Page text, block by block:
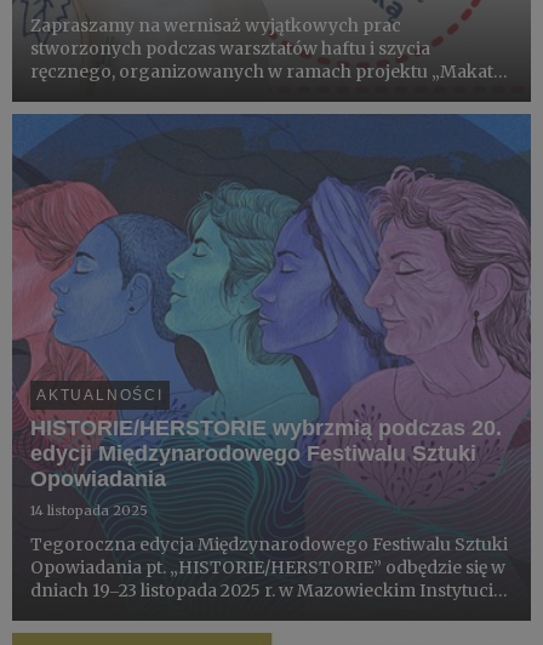
Zapraszamy na wernisaż wyjątkowych prac
stworzonych podczas warsztatów haftu i szycia
ręcznego, organizowanych w ramach projektu „Makatki
czekają wydrukowane wzory oraz krótki instruktaż, jak
przenieść wzór na tkaninę i r...
AKTUALNOŚCI
HISTORIE/HERSTORIE wybrzmią podczas 20.
edycji Międzynarodowego Festiwalu Sztuki
Opowiadania
14 listopada 2025
Tegoroczna edycja Międzynarodowego Festiwalu Sztuki
Opowiadania pt. „HISTORIE/HERSTORIE” odbędzie się w
dniach 19‒23 listopada 2025 r. w Mazowieckim Instytucie